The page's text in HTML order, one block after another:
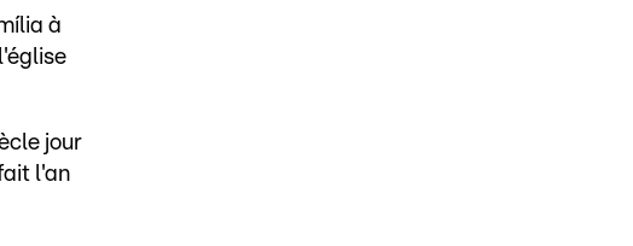
à
jour
l'an